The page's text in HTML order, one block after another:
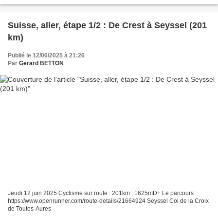
Suisse, aller, étape 1/2 : De Crest à Seyssel (201
km)
Publié le 12/06/2025 à 21:26
Par Gerard BETTON
Jeudi 12 juin 2025 Cyclisme sur route : 201km , 1625mD+ Le parcours :
https://www.openrunner.com/route-details/21664924 Seyssel Col de la Croix
de Toutes-Aures